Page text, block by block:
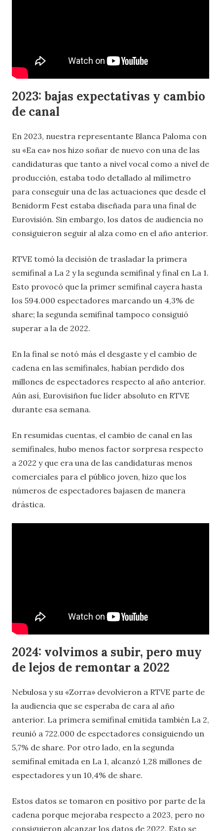
2023: bajas expectativas y cambio
de canal
En 2023, nuestra representante Blanca Paloma con
su «Ea ea» nos hizo soñar de nuevo con una de las
candidaturas que tanto a nivel vocal como a nivel de
producción, estaba todo detallado al milímetro
para conseguir una de las actuaciones que desde el
Benidorm Fest estaba diseñada para una final de
Eurovisión. Sin embargo, los datos de audiencia no
consiguieron seguir al alza como en el año anterior.
RTVE tomó la decisión de trasladar la primera
semifinal a La 2 y la segunda semifinal y final en La 1.
Esto provocó que la primer semifinal cayera hasta
los 594.000 espectadores marcando un 4,3% de
share; la segunda semifinal tampoco consiguió
superar a la de 2022.
En la final se notó más el desgaste y el cambio de
cadena en las semifinales, habían perdido dos
millones de espectadores respecto al año anterior.
Aún así, Eurovisiñon fue líder absoluto en RTVE
durante esa semana.
En resumidas cuentas, el cambio de canal en las
semifinales, hubo menos factor sorpresa respecto
a 2022 y que era una de las candidaturas menos
comerciales para el público joven, hizo que los
números de espectadores bajasen de manera
drástica.
2024: volvimos a subir, pero muy
de lejos de remontar a 2022
Nebulosa y su «Zorra» devolvieron a RTVE parte de
la audiencia que se esperaba de cara al año
anterior. La primera semifinal emitida también La 2,
reunió a 722.000 de espectadores consiguiendo un
5,7% de share. Por otro lado, en la segunda
semifinal emitada en La 1, alcanzó 1,28 millones de
espectadores y un 10,4% de share.
Estos datos se tomaron en positivo por parte de la
cadena porque mejoraba respecto a 2023, pero no
consiguieron alcanzar los datos de 2022. Esto se